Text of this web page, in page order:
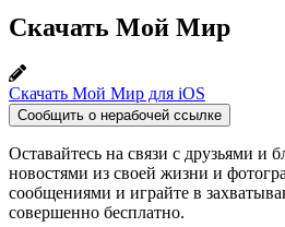
Скачать Мой Мир
Скачать Мой Мир для iOS
Сообщить о нерабочей ссылке
Оставайтесь на связи с друзьями и
новостями из своей жизни и
сообщениями и играйте в
совершенно бесплатно.